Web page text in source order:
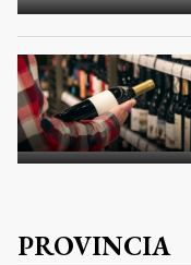
PROVINCIA